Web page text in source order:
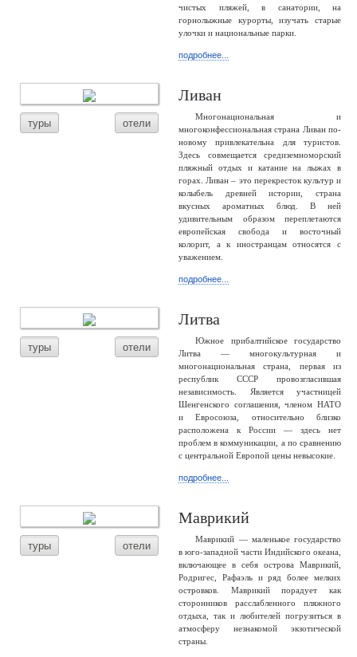
чистых пляжей, в санатории, на
горнолыжные курорты, изучать старые
улочки и национальные парки.
подробнее...
туры отели
Ливан
Многонациональная и
многоконфессиональная страна Ливан по-
новому привлекательна для туристов.
Здесь совмещается средиземноморский
пляжный отдых и катание на лыжах в
горах. Ливан – это перекресток культур и
колыбель древней истории, страна
вкусных ароматных блюд. В ней
удивительным образом переплетаются
европейская свобода и восточный
колорит, а к иностранцам относятся с
уважением.
подробнее...
туры отели
Литва
Южное прибалтийское государство
Литва — многокультурная и
многонациональная страна, первая из
республик СССР провозгласившая
независимость. Является участницей
Шенгенского соглашения, членом НАТО
и Евросоюза, относительно близко
расположена к России — здесь нет
проблем в коммуникации, а по сравнению
с центральной Европой цены невысокие.
подробнее...
туры отели
Маврикий
Маврикий — маленькое государство
в юго-западной части Индийского океана,
включающее в себя острова Маврикий,
Родригес, Рафаэль и ряд более мелких
островков. Маврикий порадует как
сторонников расслабленного пляжного
отдыха, так и любителей погрузиться в
атмосферу незнакомой экзотической
страны.